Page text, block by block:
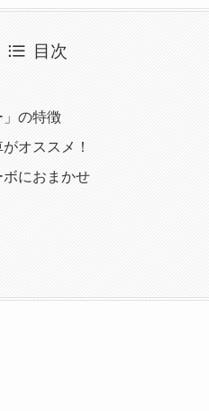
目次
の特徴
オススメ！
におまかせ